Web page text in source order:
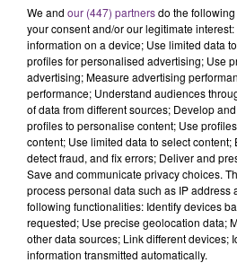
12h22
12h22
ALEX WARREN
Passenger
We and our (447) partnersdo the
your consent and/or our legitimate
information on a device; Use limited data
profiles for personalised advertising; Use
advertising; Measure advertising
performance; Understand audiences
of data from different sources; Develop
profiles to personalise content; Use
content; Use limited data to select content;
detect fraud, and fix errors; Deliver and
Save and communicate privacy choices.
process personal data such as IP address
following functionalities: Identify devices
requested; Use precise geolocation data;
other data sources; Link different devices;
information transmitted automatically.